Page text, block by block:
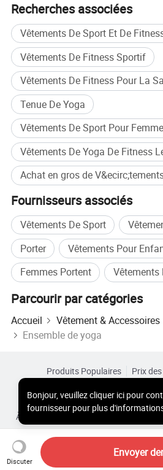
Recherches associées
Vêtements De Sport Et De
Vêtements De Fitness Sportif
Vêtements De Fitness Pour La
Tenue De Yoga
Vêtements De Sport Pour
Vêtements De Yoga De Fitness
Fournisseurs associés
Vêtements De Sport
Porter
Vêtements Pour
Femmes Portent
Vêtements
Parcourir par catégories
Accueil Vêtement & Accessoires
Ensemble de yoga
Discuter
Envoyer
Bonjour,veuillez cliquer ici pour
fournisseur pour plus
Produits Populaires
Prix
Aperçus
À Propos de
Accord d’Utilisateur
Contact
Copyright © 2026 Focus Technology